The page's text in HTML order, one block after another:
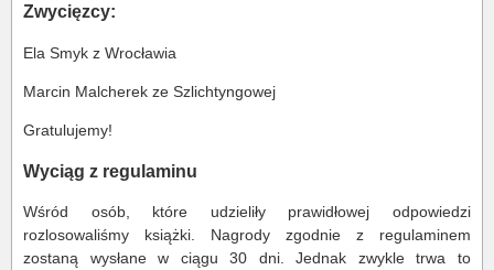
Zwycięzcy:
Ela Smyk z Wrocławia
Marcin Malcherek ze Szlichtyngowej
Gratulujemy!
Wyciąg z regulaminu
Wśród osób, które udzieliły prawidłowej odpowiedzi
rozlosowaliśmy książki. Nagrody zgodnie z regulaminem
zostaną wysłane w ciągu 30 dni. Jednak zwykle trwa to